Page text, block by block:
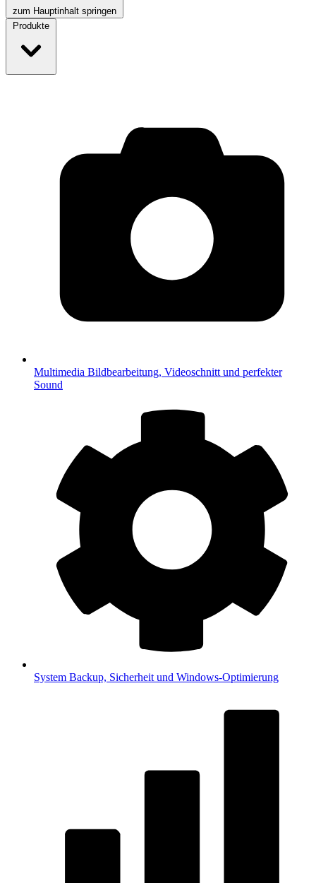
zum Hauptinhalt springen
Produkte
Multimedia Bildbearbeitung, Videoschnitt und perfekter
Sound
System Backup, Sicherheit und Windows-Optimierung